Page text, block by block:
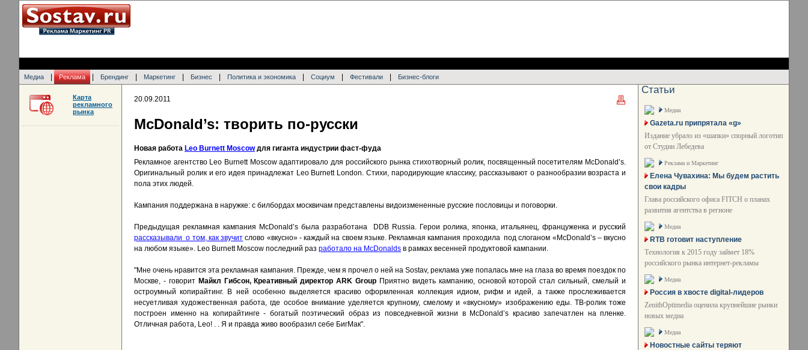
Медиа Реклама Брендинг Маркетинг Бизнес Политика и экономика Социум Фестивали Бизнес-блоги
20.09.2011
McDonald’s: творить по-русски
Новая работа Leo Burnett Moscowдля гиганта индустрии фаст-фуда
Рекламное агентство Leo Burnett Moscow адаптировало для российского рынка стихотворный ролик, посвященный посетителям McDonald’s.
Оригинальный ролик и его идея принадлежат Leo Burnett London. Cтихи, пародирующие классику, рассказывают о разнообразии возраста и
пола этих людей.
Кампания поддержана в наружке: с билбордах москвичам представлены видоизмененные русские пословицы и поговорки.
Предыдущая рекламная кампания McDonald’s была разработана DDB Russia. Герои ролика, японка, итальянец, француженка и русский
рассказывали о том, как звучит слово «вкусно» - каждый на своем языке. Рекламная кампания проходила под слоганом «McDonald’s – вкусно
на любом языке». Leo Burnett Moscow последний раз работало на McDonalds в рамках весенней продуктовой кампании.
"Мне очень нравится эта рекламная кампания. Прежде, чем я прочел о ней на Sostav, реклама уже попалась мне на глаза во время поездок по
Москве, - говорит Майкл Гибсон, Креативный директор ARK Group Приятно видеть кампанию, основой которой стал сильный, смелый и
остроумный копирайтинг. В ней особенно выделяется красиво оформленная коллекция идиом, рифм и идей, а также прослеживается
несуетливая художественная работа, где особое внимание уделяется крупному, смелому и «вкусному» изображению еды. ТВ-ролик тоже
построен именно на копирайтинге - богатый поэтический образ из повседневной жизни в McDonald’s красиво запечатлен на пленке.
Отличная работа, Leo! . . Я и правда живо вообразил себе БигМак".
Карта
рекламного
рынка
Статьи
Медиа
Gazeta.ru припрятала «g»
Издание убрало из «шапки» спорный логотип
от Студии Лебедева
Реклама и Маркетинг
Елена Чувахина: Мы будем растить
свои кадры
Глава российского офиса FITCH о планах
развития агентства в регионе
Медиа
RTB готовит наступление
Технология к 2015 году займет 18%
российского рынка интернет-рекламы
Медиа
Россия в хвосте digital-лидеров
ZenithOptimedia оценила крупнейшие рынки
новых медиа
Медиа
Новостные сайты теряют